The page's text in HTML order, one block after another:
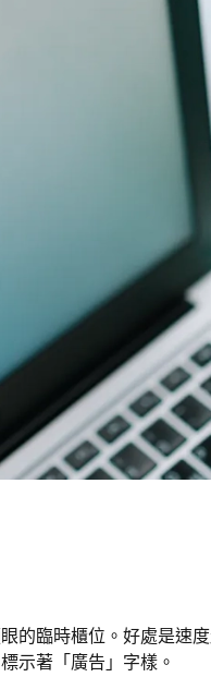
的臨時櫃位。好處是速
示著「廣告」字樣。